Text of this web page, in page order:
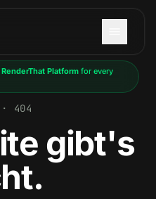
RenderThat Platformfor every
· 404
gibt's